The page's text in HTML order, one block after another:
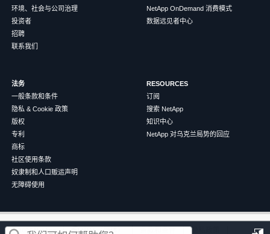
这篇文章对您有帮助吗？
环境、社会与公司治理
投资者
招聘
联系我们
NetApp OnDemand 消费模式
数据远见者中心
法务
一般条款和条件
隐私 & Cookie 政策
版权
专利
商标
社区使用条款
奴隶制和人口贩运声明
无障碍使用
RESOURCES
订阅
搜索 NetApp
知识中心
NetApp 对乌克兰局势的回应
©2026NetApp 中文（简体） 条款和条件 隐私政策